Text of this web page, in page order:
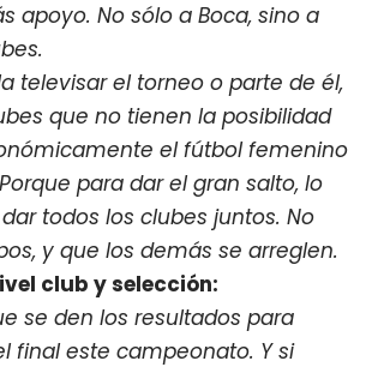
apoyo. No sólo a Boca, sino a
televisar el torneo o parte de él,
que no tienen la posibilidad
el fútbol femenino
para dar el gran salto, lo
todos los clubes juntos. No
y que los demás se arreglen.
club y selección:
se den los resultados para
final este campeonato. Y si